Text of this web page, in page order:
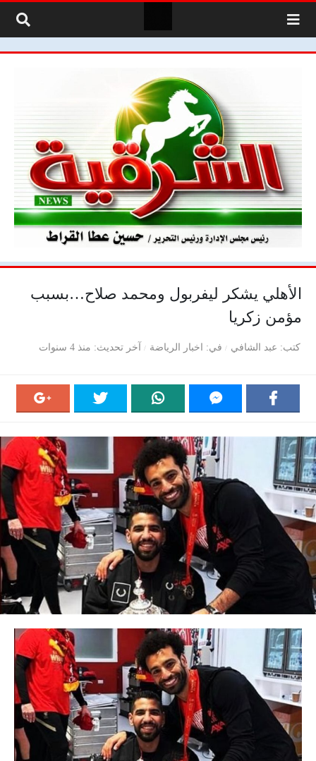
الأهلي يشكر ليفربول ومحمد صلاح…بسبب
مؤمن زكريا
كتب عبد الشافي في اخبار الرياضة آخر تحديث منذ 4 سنوات